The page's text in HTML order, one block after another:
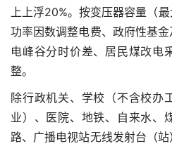
上上浮20%。按变压器容量（
功率因数调整电费、政府性基
电峰谷分时价差、居民煤改电
整。
除行政机关、学校（不含校办
业）、医院、地铁、自来水、
路、广播电视站无线发射台（